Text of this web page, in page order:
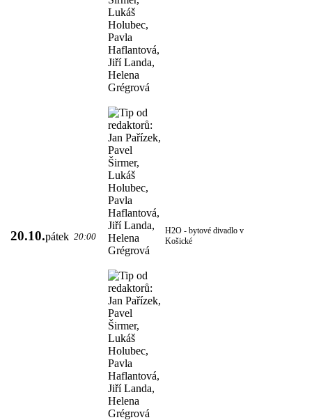
20.10.pátek 20:00
H2O - bytové divadlo v
Košické